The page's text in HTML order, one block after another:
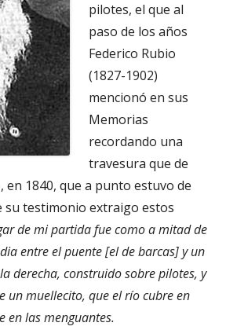
pilotes, el que al
paso de los años
Federico Rubio
(1827-1902)
mencionó en sus
Memorias
recordando una
travesura que de
en 1840, que a punto estuvo de
su testimonio extraigo estos
de mi partida fue como a mitad de
entre el puente [el de barcas] y un
derecha, construido sobre pilotes, y
un muellecito, que el río cubre en
en las menguantes.